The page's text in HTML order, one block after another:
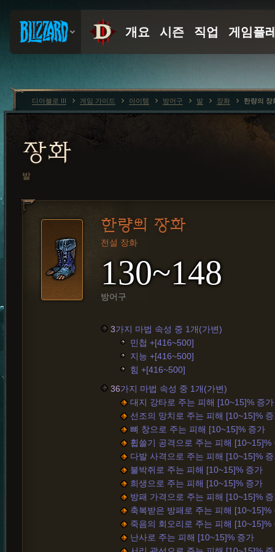
장화
발
한량의 장화
전설 장화
130~148
방어구
3가지 마법 속성 중 1개(가변)
민첩 +[416~500]
지능 +[416~500]
힘 +[416~500]
36가지 마법 속성 중 1개(가변)
대지 강타로 주는 피해 [10~15]% 증가
선조의 망치로 주는 피해 [10~15]%
뼈 창으로 주는 피해 [10~15]% 증가
휩쓸기 공격으로 주는 피해 [10~15]%
다발 사격으로 주는 피해 [10~15]%
불박쥐로 주는 피해 [10~15]% 증가
희생으로 주는 피해 [10~15]% 증가
방패 가격으로 주는 피해 [10~15]%
축복받은 방패로 주는 피해 [10~15]%
죽음의 회오리로 주는 피해 [10~15]%
난사로 주는 피해 [10~15]% 증가
디아블로 III 게임 가이드 아이템 방어구 발 장화 한량의 장